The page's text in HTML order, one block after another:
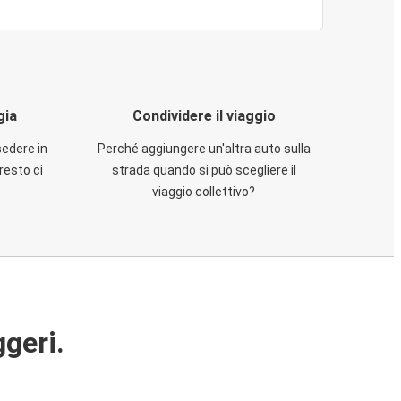
in
ci
Condividere il viaggio
Perché aggiungere un'altra auto sulla
strada quando si può scegliere il
viaggio collettivo?